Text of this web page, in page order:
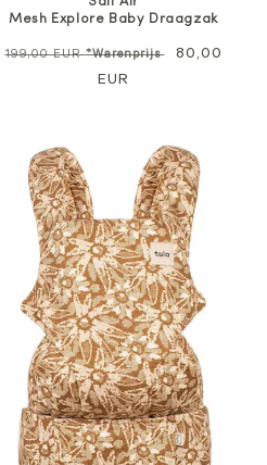
Mesh Explore Baby Draagzak
Normale
199,00 EUR*Warenprijs Verkoopprijs
80,00
EUR